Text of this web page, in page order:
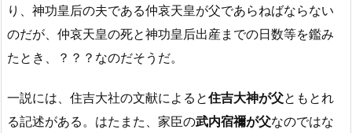
り、神功皇后の夫である仲哀天皇が父であらねばならない
のだが、仲哀天皇の死と神功皇后出産までの日数等を鑑み
たとき、？？？なのだそうだ。
一説には、住吉大社の文献によると住吉大神が父ともとれ
る記述がある。はたまた、家臣の武内宿禰が父なのではな